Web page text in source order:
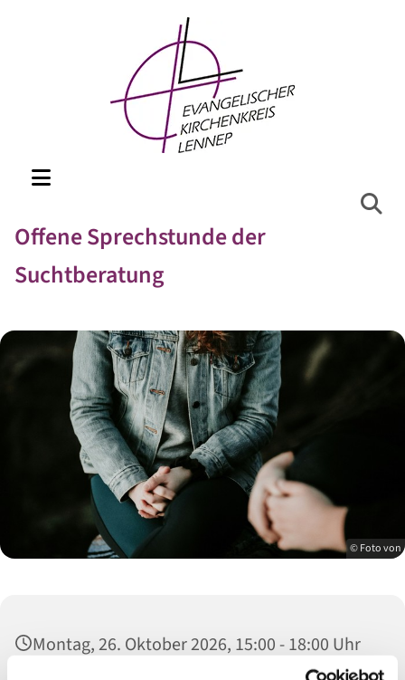
Offene Sprechstunde der
Suchtberatung
© Foto von
Montag, 26. Oktober 2026, 15:00 - 18:00 Uhr